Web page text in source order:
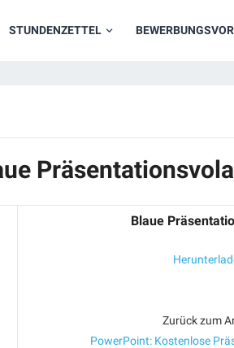
STUNDENZETTEL
Blaue
Zurück zum
PowerPoint: Kostenlose